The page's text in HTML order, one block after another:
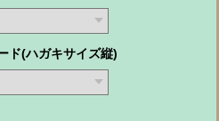
ド(ハガキサイズ縦)